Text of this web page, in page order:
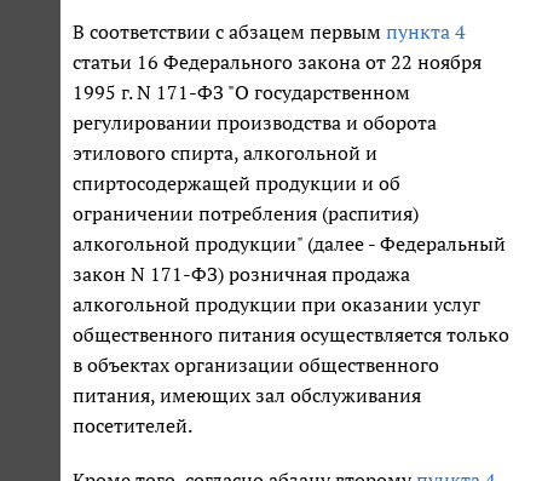
В соответствии с абзацем первым пункта 4
статьи 16 Федерального закона от 22 ноября
1995 г. N 171-ФЗ "О государственном
регулировании производства и оборота
этилового спирта, алкогольной и
спиртосодержащей продукции и об
ограничении потребления (распития)
алкогольной продукции" (далее - Федеральный
закон N 171-ФЗ) розничная продажа
алкогольной продукции при оказании услуг
общественного питания осуществляется только
в объектах организации общественного
питания, имеющих зал обслуживания
посетителей.